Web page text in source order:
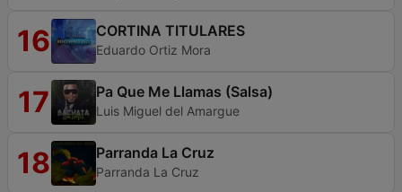
16 CORTINA TITULARES
Eduardo Ortiz Mora
17 Pa Que Me Llamas (Salsa)
Luis Miguel del Amargue
18 Parranda La Cruz
Parranda La Cruz